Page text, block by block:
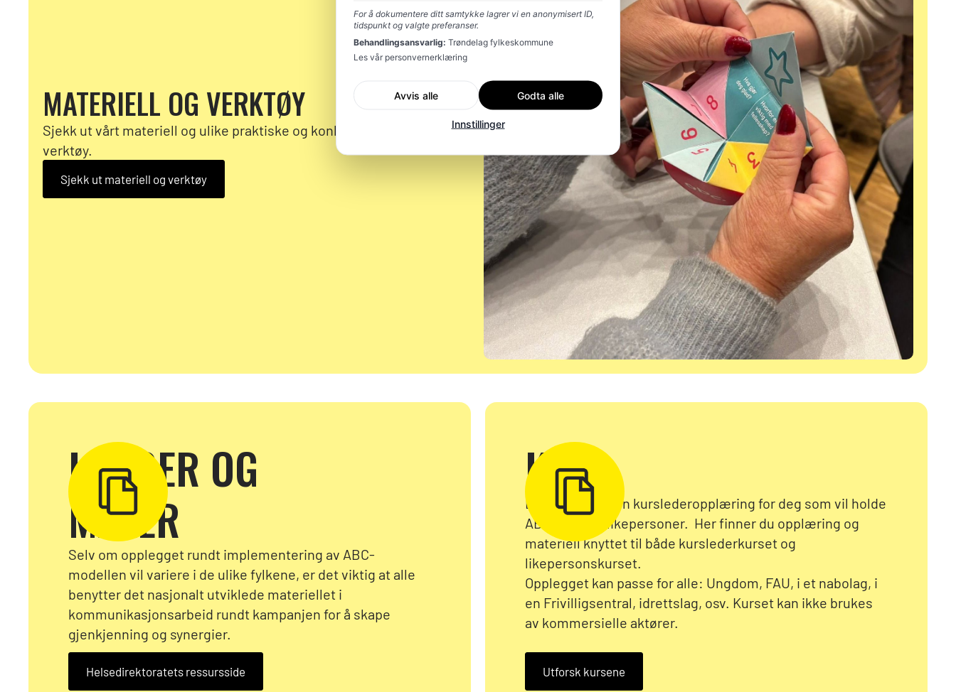
MATERIELL OG VERKTØY
Sjekk ut vårt materiell og ulike praktiske og konkrete
verktøy.
Sjekk ut materiell og verktøy
LOGOER OG
MALER
Selv om opplegget rundt implementering av ABC-
modellen vil variere i de ulike fylkene, er det viktig at alle
benytter det nasjonalt utviklede materiellet i
kommunikasjonsarbeid rundt kampanjen for å skape
gjenkjenning og synergier.
Helsedirektoratets ressursside
Kurs
Det er utviklet en kurslederopplæring for deg som vil holde
ABC-kurs for likepersoner. Her finner du opplæring og
materiell knyttet til både kurslederkurset og
likepersonskurset.
Opplegget kan passe for alle: Ungdom, FAU, i et nabolag, i
en Frivilligsentral, idrettslag, osv. Kurset kan ikke brukes
av kommersielle aktører.
Utforsk kursene
For å dokumentere ditt samtykke lagrer vi en anonymisert ID,
tidspunkt og valgte preferanser.
Behandlingsansvarlig: Trøndelag fylkeskommune
Les vår personvernerklæring
Avvis alle Godta alle
Innstillinger